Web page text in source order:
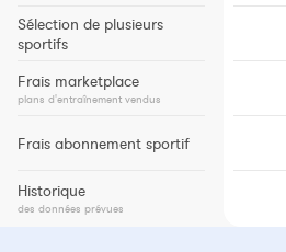
Sélection de plusieurs
sportifs
Frais marketplace
plans d'entraînement vendus
Frais abonnement sportif
Historique
des données prévues